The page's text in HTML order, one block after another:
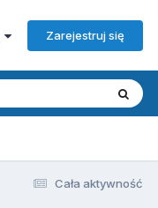
Zarejestruj się
Cała aktywność